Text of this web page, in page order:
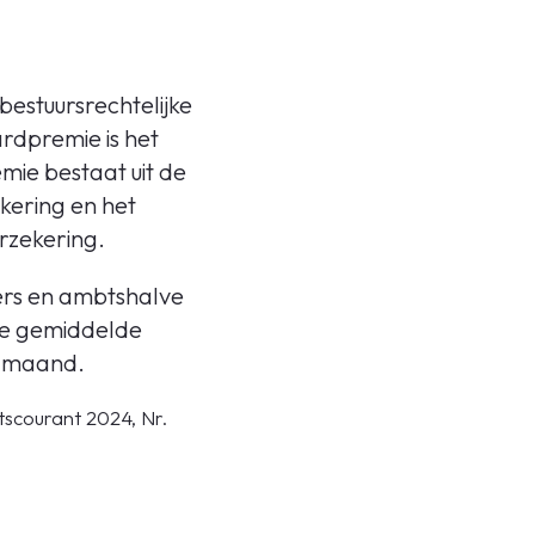
is het
bestaat uit de
en het
en ambtshalve
gemiddelde
2024, Nr.